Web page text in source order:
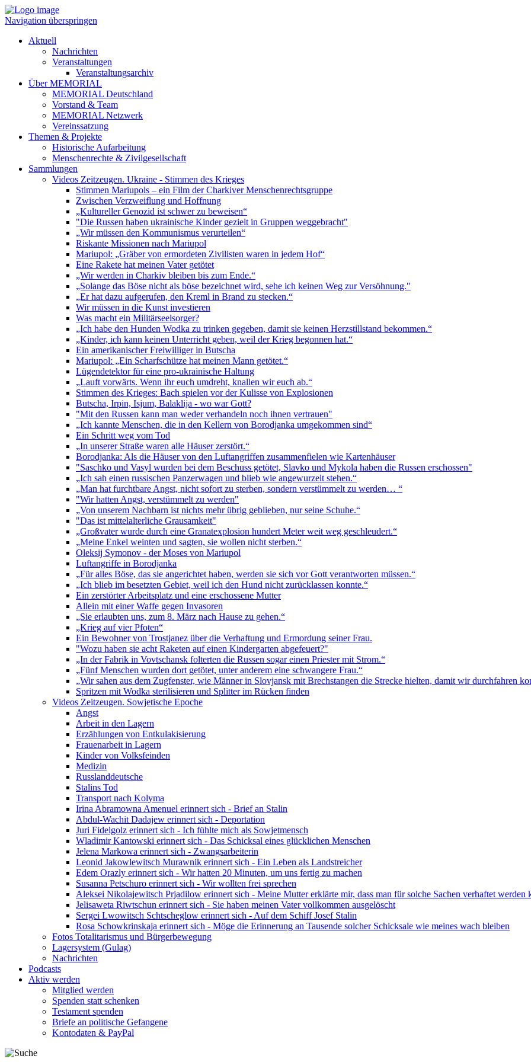
Navigation überspringen
Aktuell
Nachrichten
Veranstaltungen
Veranstaltungsarchiv
Über MEMORIAL
MEMORIAL Deutschland
Vorstand & Team
MEMORIAL Netzwerk
Vereinssatzung
Themen & Projekte
Historische Aufarbeitung
Menschenrechte & Zivilgesellschaft
Sammlungen
Videos Zeitzeugen. Ukraine - Stimmen des Krieges
Stimmen Mariupols – ein Film der Charkiver Menschenrechtsgruppe
Zwischen Verzweiflung und Hoffnung
„Kultureller Genozid ist schwer zu beweisen“
"Die Russen haben ukrainische Kinder gezielt in Gruppen weggebracht"
„Wir müssen den Kommunismus verurteilen“
Riskante Missionen nach Mariupol
Mariupol: „Gräber von ermordeten Zivilisten waren in jedem Hof“
Eine Rakete hat meinen Vater getötet
„Wir werden in Charkiv bleiben bis zum Ende.“
„Solange das Böse nicht als böse bezeichnet wird, sehe ich keinen Weg zur Versöhnung."
„Er hat dazu aufgerufen, den Kreml in Brand zu stecken.“
Wir müssen in die Kunst investieren
Was macht ein Militärseelsorger?
„Ich habe den Hunden Wodka zu trinken gegeben, damit sie keinen Herzstillstand bekommen.“
„Kinder, ich kann keinen Unterricht geben, weil der Krieg begonnen hat.“
Ein amerikanischer Freiwilliger in Butscha
Mariupol: „Ein Scharfschütze hat meinen Mann getötet.“
Lügendetektor für eine pro-ukrainische Haltung
„Lauft vorwärts. Wenn ihr euch umdreht, knallen wir euch ab.“
Stimmen des Krieges: Bach spielen vor der Kulisse von Explosionen
Butscha, Irpin, Isjum, Balaklija - wo war Gott?
"Mit den Russen kann man weder verhandeln noch ihnen vertrauen"
„Ich kannte Menschen, die in den Kellern von Borodjanka umgekommen sind“
Ein Schritt weg vom Tod
„In unserer Straße waren alle Häuser zerstört.“
Borodjanka: Als die Häuser von den Luftangriffen zusammenfielen wie Kartenhäuser
"Saschko und Vasyl wurden bei dem Beschuss getötet, Slavko und Mykola haben die Russen erschossen"
„Ich sah einen russischen Panzerwagen und blieb wie angewurzelt stehen.“
„Man hat furchtbare Angst, nicht sofort zu sterben, sondern verstümmelt zu werden… “
"Wir hatten Angst, verstümmelt zu werden"
„Von unserem Nachbarn ist nichts mehr übrig geblieben, nur seine Schuhe.“
"Das ist mittelalterliche Grausamkeit"
„Großvater wurde durch eine Granatexplosion hundert Meter weit weg geschleudert.“
„Meine Enkel weinten und sagten, sie wollen nicht sterben.“
Oleksij Symonov - der Moses von Mariupol
Luftangriffe in Borodjanka
„Für alles Böse, das sie angerichtet haben, werden sie sich vor Gott verantworten müssen.“
„Ich blieb im besetzten Gebiet, weil ich den Hund nicht zurücklassen konnte.“
Ein zerstörter Arbeitsplatz und eine erschossene Mutter
Allein mit einer Waffe gegen Invasoren
„Sie erlaubten uns, zum 8. März nach Hause zu gehen.“
„Krieg auf vier Pfoten“
Ein Bewohner von Trostjanez über die Verhaftung und Ermordung seiner Frau.
"Wozu haben sie acht Raketen auf einen Kindergarten abgefeuert?"
„In der Fabrik in Vovtschansk folterten die Russen sogar einen Priester mit Strom.“
„Fünf Menschen wurden dort getötet, unter anderem eine schwangere Frau.“
„Wir sahen aus dem Zugfenster, wie Männer in Slovjansk mit Brechstangen die Strecke hielten, damit wir durchfahren
Spritzen mit Wodka sterilisieren und Splitter im Rücken finden
Videos Zeitzeugen. Sowjetische Epoche
Angst
Arbeit in den Lagern
Erzählungen von Entkulakisierung
Frauenarbeit in Lagern
Kinder von Volksfeinden
Medizin
Russlanddeutsche
Stalins Tod
Transport nach Kolyma
Irina Abramowna Amenuel erinnert sich - Brief an Stalin
Abdul-Wachit Dadajew erinnert sich - Deportation
Juri Fidelgolz erinnert sich - Ich fühlte mich als Sowjetmensch
Wladimir Kantowski erinnert sich - Das Schicksal eines glücklichen Menschen
Jelena Markowa erinnert sich - Zwangsarbeiterin
Leonid Jakowlewitsch Murawnik erinnert sich - Ein Leben als Landstreicher
Edem Orazly erinnert sich - Wir hatten 20 Minuten, um uns fertig zu machen
Susanna Petschuro erinnert sich - Wir wollten frei sprechen
Aleksei Nikolajewitsch Prjadilow erinnert sich - Meine Mutter erklärte mir, dass man für solche Sachen verhaftet werden
Jelisaweta Riwtschun erinnert sich - Sie haben meinen Vater vollkommen ausgelöscht
Sergei Lwowitsch Schtscheglow erinnert sich - Auf dem Schiff Josef Stalin
Rosa Schowkrinskaja erinnert sich - Möge die Erinnerung an Tausende solcher Schicksale wie meines wach bleiben
Fotos Totalitarismus und Bürgerbewegung
Lagersystem (Gulag)
Nachrichten
Podcasts
Aktiv werden
Mitglied werden
Spenden statt schenken
Testament spenden
Briefe an politische Gefangene
Kontodaten & PayPal